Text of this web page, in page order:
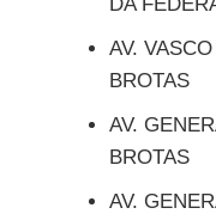
AV.
BROTAS
AV.
BROTAS
AV.